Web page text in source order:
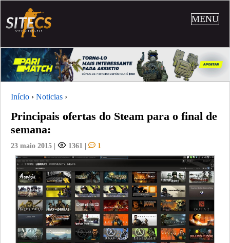
MENU
Início › Noticias ›
Principais ofertas do Steam para o final de
semana:
23 maio 2015 | 1361 | 1